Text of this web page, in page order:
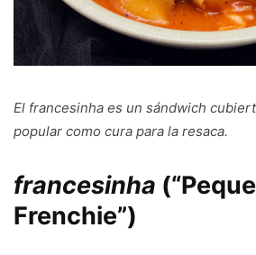
El francesinha es un sándwich
popular como cura para la resaca.
francesinha
Frenchie”)